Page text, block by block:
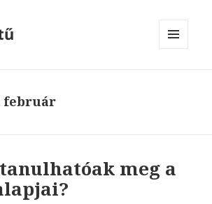
február
meg a